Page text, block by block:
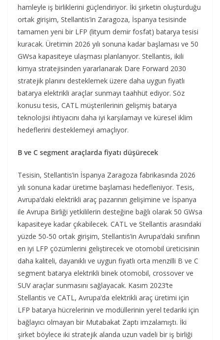
hamleyle iş birliklerini güçlendiriyor. İki şirketin oluşturduğu
ortak girişim, Stellantis’in Zaragoza, İspanya tesisinde
tamamen yeni bir LFP (lityum demir fosfat) batarya tesisi
kuracak. Üretimin 2026 yılı sonuna kadar başlaması ve 50
GWsa kapasiteye ulaşması planlanıyor. Stellantis, ikili
kimya stratejisinden yararlanarak Dare Forward 2030
stratejik planını desteklemek üzere daha uygun fiyatlı
batarya elektrikli araçlar sunmayı taahhüt ediyor. Söz
konusu tesis, CATL müşterilerinin gelişmiş batarya
teknolojisi ihtiyacını daha iyi karşılamayı ve küresel iklim
hedeflerini desteklemeyi amaçlıyor.
B ve C segment araçlarda fiyatı düşürecek
Tesisin, Stellantis’in İspanya Zaragoza fabrikasında 2026
yılı sonuna kadar üretime başlaması hedefleniyor. Tesis,
Avrupa’daki elektrikli araç pazarının gelişimine ve İspanya
ile Avrupa Birliği yetkililerin desteğine bağlı olarak 50 GWsa
kapasiteye kadar çıkabilecek. CATL ve Stellantis arasındaki
yüzde 50-50 ortak girişim, Stellantis’in Avrupa’daki sınıfının
en iyi LFP çözümlerini geliştirecek ve otomobil üreticisinin
daha kaliteli, dayanıklı ve uygun fiyatlı orta menzilli B ve C
segment batarya elektrikli binek otomobil, crossover ve
SUV araçlar sunmasını sağlayacak. Kasım 2023’te
Stellantis ve CATL, Avrupa’da elektrikli araç üretimi için
LFP batarya hücrelerinin ve modüllerinin yerel tedariki için
bağlayıcı olmayan bir Mutabakat Zaptı imzalamıştı. İki
şirket böylece iki stratejik alanda uzun vadeli bir iş birliği